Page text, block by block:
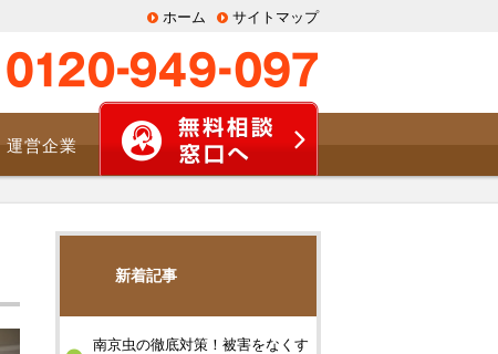
ホーム サイトマップ
運営企業
新着記事
南京虫の徹底対策！被害をなくす